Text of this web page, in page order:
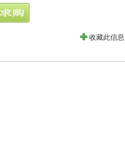
收藏此信息